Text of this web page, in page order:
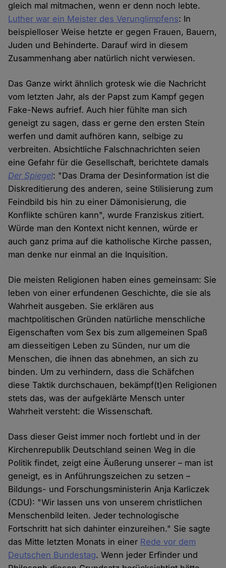
gleich mal mitmachen, wenn er denn noch lebte.
Luther war ein Meister des Verunglimpfens: In
beispielloser Weise hetzte er gegen Frauen, Bauern,
Juden und Behinderte. Darauf wird in diesem
Zusammenhang aber natürlich nicht verwiesen.
Das Ganze wirkt ähnlich grotesk wie die Nachricht
vom letzten Jahr, als der Papst zum Kampf gegen
Fake-News aufrief. Auch hier fühlte man sich
geneigt zu sagen, dass er gerne den ersten Stein
werfen und damit aufhören kann, selbige zu
verbreiten. Absichtliche Falschnachrichten seien
eine Gefahr für die Gesellschaft, berichtete damals
Der Spiegel: "Das Drama der Desinformation ist die
Diskreditierung des anderen, seine Stilisierung zum
Feindbild bis hin zu einer Dämonisierung, die
Konflikte schüren kann", wurde Franziskus zitiert.
Würde man den Kontext nicht kennen, würde er
auch ganz prima auf die katholische Kirche passen,
man denke nur einmal an die Inquisition.
Die meisten Religionen haben eines gemeinsam: Sie
leben von einer erfundenen Geschichte, die sie als
Wahrheit ausgeben. Sie erklären aus
machtpolitischen Gründen natürliche menschliche
Eigenschaften vom Sex bis zum allgemeinen Spaß
am diesseitigen Leben zu Sünden, nur um die
Menschen, die ihnen das abnehmen, an sich zu
binden. Um zu verhindern, dass die Schäfchen
diese Taktik durchschauen, bekämpf(t)en Religionen
stets das, was der aufgeklärte Mensch unter
Wahrheit versteht: die Wissenschaft.
Dass dieser Geist immer noch fortlebt und in der
Kirchenrepublik Deutschland seinen Weg in die
Politik findet, zeigt eine Äußerung unserer – man ist
geneigt, es in Anführungszeichen zu setzen –
Bildungs- und Forschungsministerin Anja Karliczek
(CDU): "Wir lassen uns von unserem christlichen
Menschenbild leiten. Jeder technologische
Fortschritt hat sich dahinter einzureihen." Sie sagte
das Mitte letzten Monats in einer Rede vor dem
Deutschen Bundestag. Wenn jeder Erfinder und